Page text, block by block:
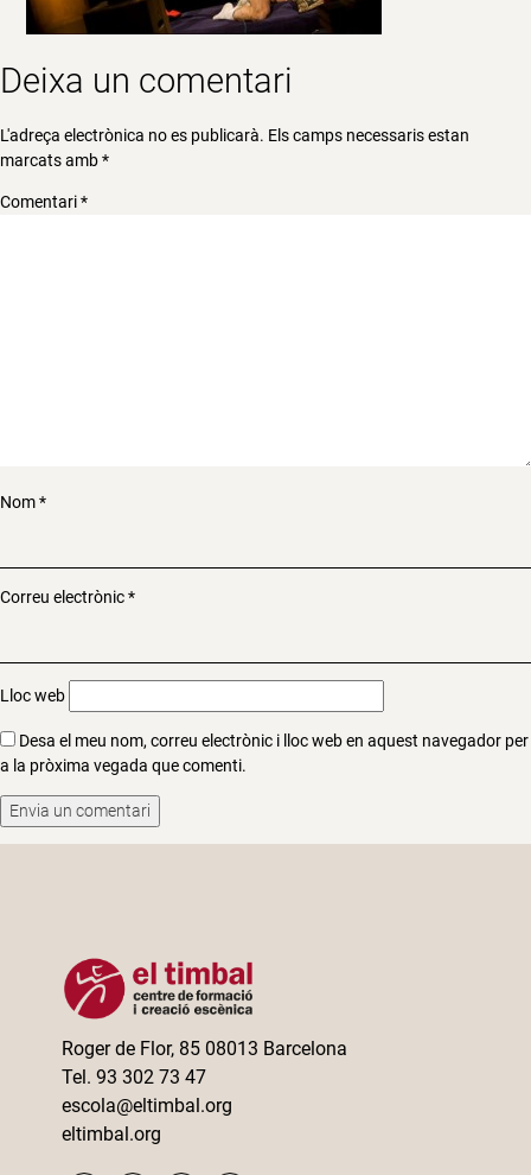
Deixa un comentari
L'adreça electrònica no es publicarà. Els camps necessaris estan
marcats amb*
Comentari*
Nom*
Correu electrònic*
Lloc web
Desa el meu nom, correu electrònic i lloc web en aquest navegador per
a la pròxima vegada que comenti.
Roger de Flor, 85 08013 Barcelona
Tel. 93 302 73 47
escola@eltimbal.org
eltimbal.org